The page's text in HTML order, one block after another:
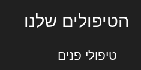
הטיפולים שלנו
טיפולי פנים